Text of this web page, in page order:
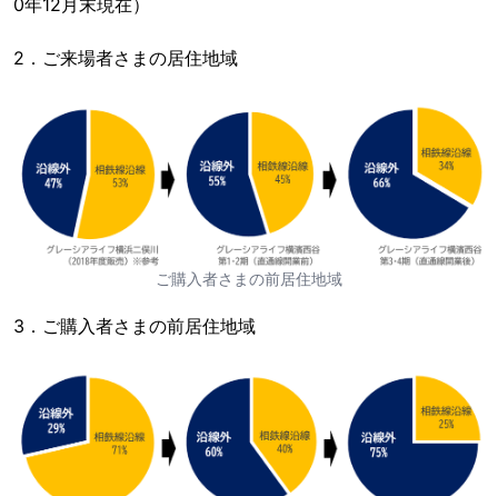
2．ご来場者さまの居住地域
ご購入者さまの前居住地域
3．ご購入者さまの前居住地域